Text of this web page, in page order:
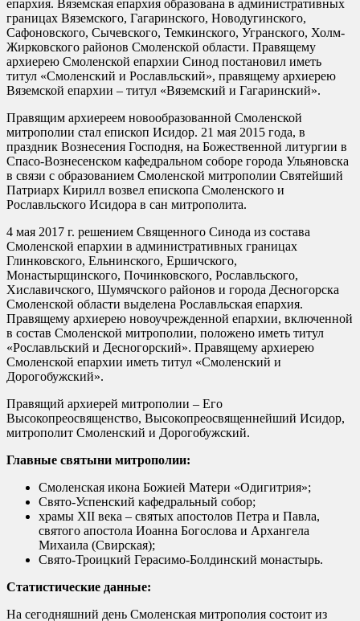
епархия. Вяземская епархия образована в административных
границах Вяземского, Гагаринского, Новодугинского,
Сафоновского, Сычевского, Темкинского, Угранского, Холм-
Жирковского районов Смоленской области. Правящему
архиерею Смоленской епархии Синод постановил иметь
титул «Смоленский и Рославльский», правящему архиерею
Вяземской епархии – титул «Вяземский и Гагаринский».
Правящим архиереем новообразованной Смоленской
митрополии стал епископ Исидор. 21 мая 2015 года, в
праздник Вознесения Господня, на Божественной литургии в
Спасо-Вознесенском кафедральном соборе города Ульяновска
в связи с образованием Смоленской митрополии Святейший
Патриарх Кирилл возвел епископа Смоленского и
Рославльского Исидора в сан митрополита.
4 мая 2017 г. решением Священного Синода из состава
Смоленской епархии в административных границах
Глинковского, Ельнинского, Ершичского,
Монастырщинского, Починковского, Рославльского,
Хиславичского, Шумячского районов и города Десногорска
Смоленской области выделена Рославльская епархия.
Правящему архиерею новоучрежденной епархии, включенной
в состав Смоленской митрополии, положено иметь титул
«Рославльский и Десногорский». Правящему архиерею
Смоленской епархии иметь титул «Смоленский и
Дорогобужский».
Правящий архиерей митрополии – Его
Высокопреосвященство, Высокопреосвященнейший Исидор,
митрополит Смоленский и Дорогобужский.
Главные святыни митрополии:
Смоленская икона Божией Матери «Одигитрия»;
Свято-Успенский кафедральный собор;
храмы XII века – святых апостолов Петра и Павла,
святого апостола Иоанна Богослова и Архангела
Михаила (Свирская);
Свято-Троицкий Герасимо-Болдинский монастырь.
Статистические данные:
На сегодняшний день Смоленская митрополия состоит из